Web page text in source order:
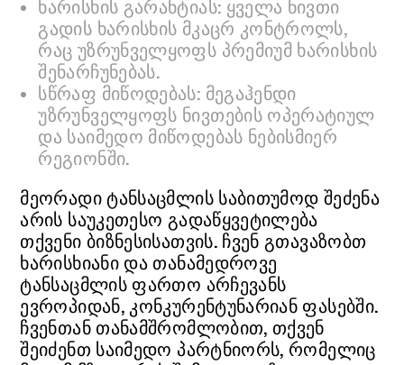
ხარისხის გარანტიას: ყველა ნივთი
გადის ხარისხის მკაცრ კონტროლს,
რაც უზრუნველყოფს პრემიუმ ხარისხის
შენარჩუნებას.
სწრაფ მიწოდებას: მეგაჰენდი
უზრუნველყოფს ნივთების ოპერატიულ
და საიმედო მიწოდებას ნებისმიერ
რეგიონში.
მეორადი ტანსაცმლის საბითუმოდ შეძენა
არის საუკეთესო გადაწყვეტილება
თქვენი ბიზნესისათვის. ჩვენ გთავაზობთ
ხარისხიანი და თანამედროვე
ტანსაცმლის ფართო არჩევანს
ევროპიდან, კონკურენტუნარიან ფასებში.
ჩვენთან თანამშრომლობით, თქვენ
შეიძენთ საიმედო პარტნიორს, რომელიც